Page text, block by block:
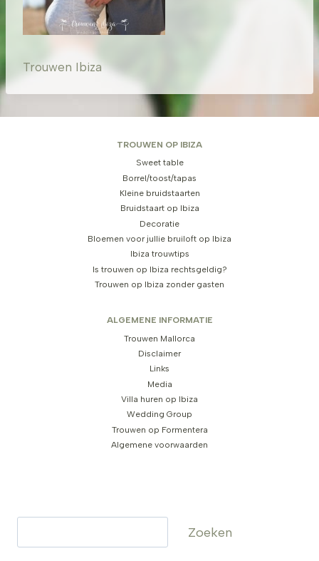
Trouwen Ibiza
TROUWEN OP IBIZA
Sweet table
Borrel/toost/tapas
Kleine bruidstaarten
Bruidstaart op Ibiza
Decoratie
Bloemen voor jullie bruiloft op Ibiza
Ibiza trouwtips
Is trouwen op Ibiza rechtsgeldig?
Trouwen op Ibiza zonder gasten
ALGEMENE INFORMATIE
Trouwen Mallorca
Disclaimer
Links
Media
Villa huren op Ibiza
Wedding Group
Trouwen op Formentera
Algemene voorwaarden
Zoeken